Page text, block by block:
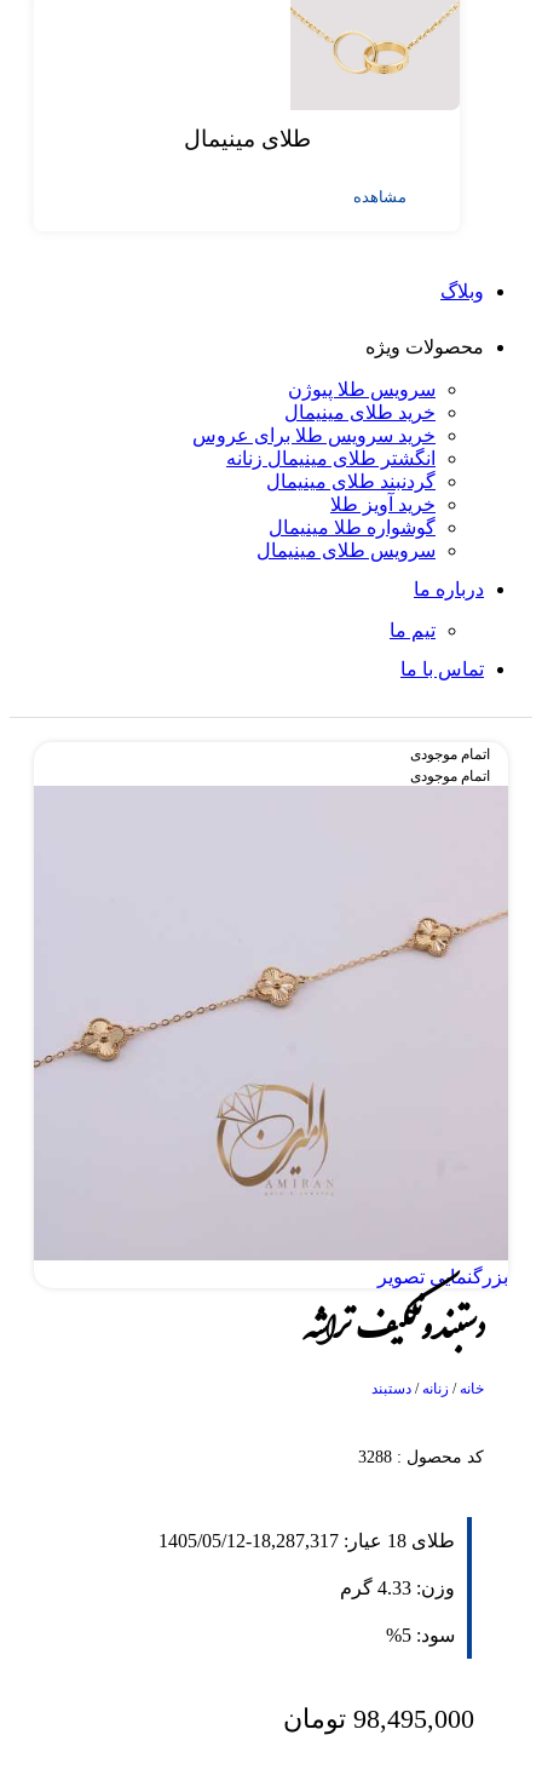
طلای مینیمال
مشاهده
وبلاگ
محصولات ویژه
سرویس طلا پیوژن
خرید طلای مینیمال
خرید سرویس طلا برای عروس
انگشتر طلای مینیمال زنانه
گردنبند طلای مینیمال
خرید آویز طلا
گوشواره طلا مینیمال
سرویس طلای مینیمال
درباره ما
تیم ما
تماس با ما
اتمام موجودی
اتمام موجودی
بزرگنمایی تصویر
دستبند ونکلیف تراشه
خانه/ زنانه/ دستبند
کد محصول : 3288
طلای 18 عیار: 18,287,317
-
1405/05/12
وزن: 4.33 گرم
سود: 5%
98,495,000 تومان